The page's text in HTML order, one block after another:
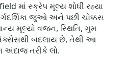
માં સ્ક્રેપ મૂલ્ય શોધી રહ્યા
જુઓ અને પછી ચોક્કસ
મૂલ્યો વજન, સ્થિતિ, ગુમ
બદલાય છે, તેથી આ
તરીકે લો.